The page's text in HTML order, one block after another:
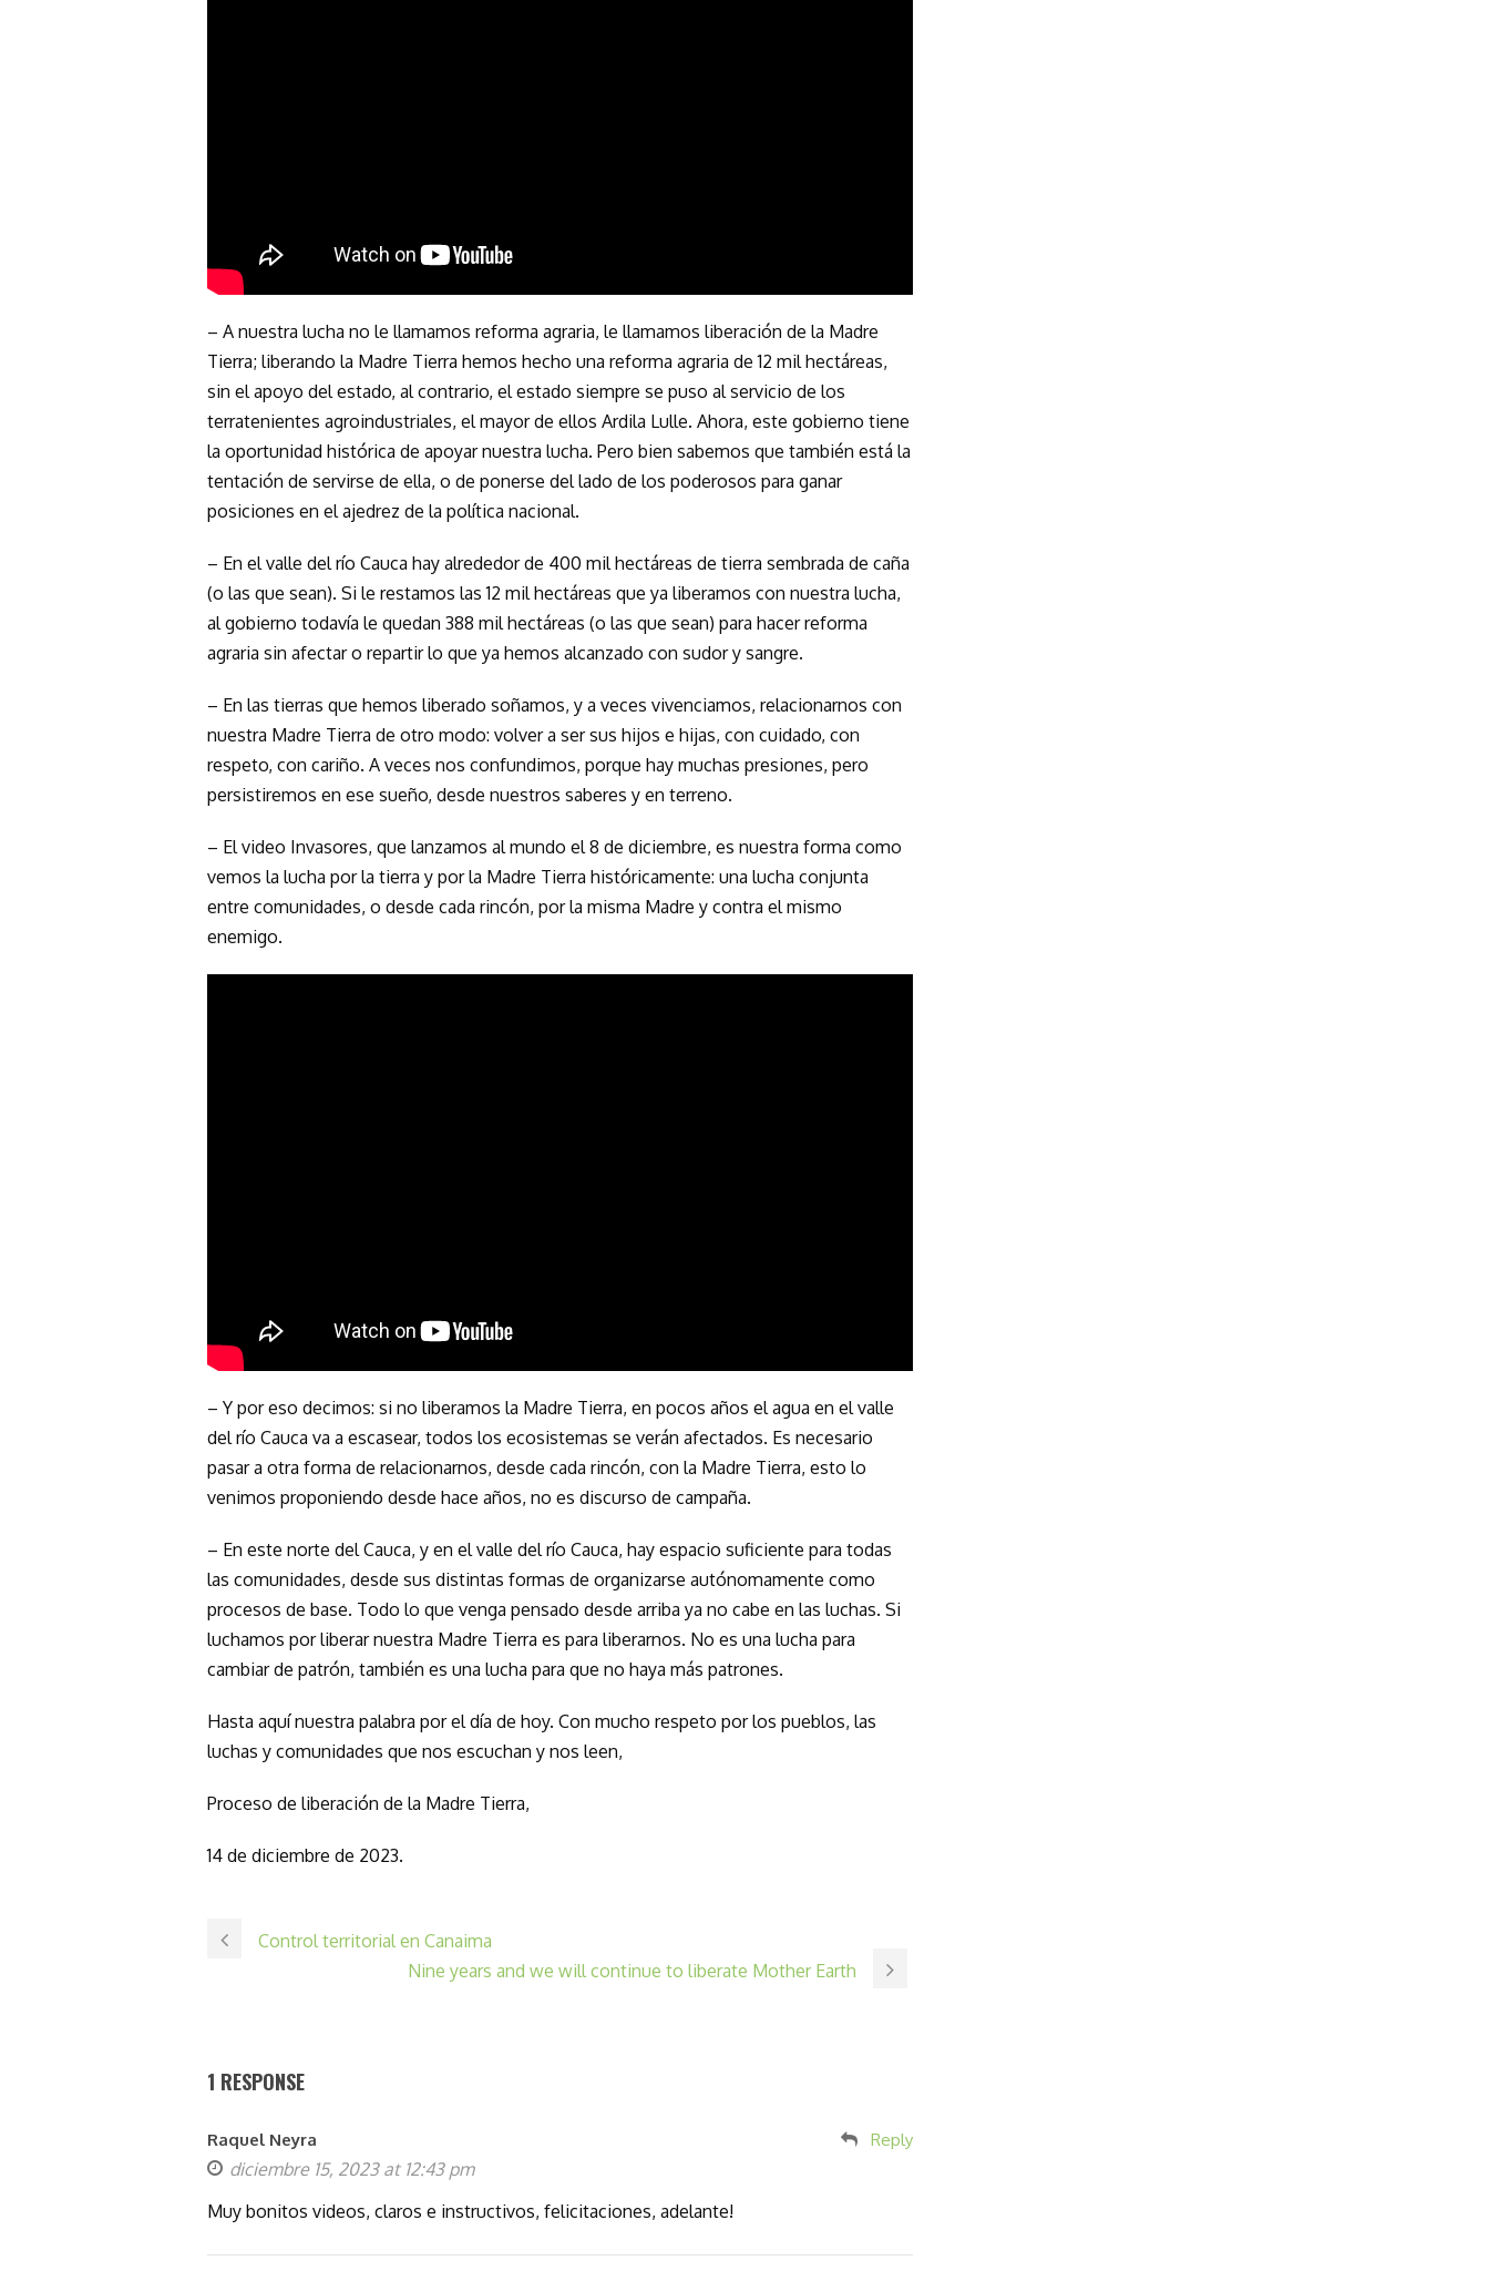
– A nuestra lucha no le llamamos reforma agraria, le llamamos liberación de la Madre
Tierra; liberando la Madre Tierra hemos hecho una reforma agraria de 12 mil hectáreas,
sin el apoyo del estado, al contrario, el estado siempre se puso al servicio de los
terratenientes agroindustriales, el mayor de ellos Ardila Lulle. Ahora, este gobierno tiene
la oportunidad histórica de apoyar nuestra lucha. Pero bien sabemos que también está la
tentación de servirse de ella, o de ponerse del lado de los poderosos para ganar
posiciones en el ajedrez de la política nacional.
– En el valle del río Cauca hay alrededor de 400 mil hectáreas de tierra sembrada de caña
(o las que sean). Si le restamos las 12 mil hectáreas que ya liberamos con nuestra lucha,
al gobierno todavía le quedan 388 mil hectáreas (o las que sean) para hacer reforma
agraria sin afectar o repartir lo que ya hemos alcanzado con sudor y sangre.
– En las tierras que hemos liberado soñamos, y a veces vivenciamos, relacionarnos con
nuestra Madre Tierra de otro modo: volver a ser sus hijos e hijas, con cuidado, con
respeto, con cariño. A veces nos confundimos, porque hay muchas presiones, pero
persistiremos en ese sueño, desde nuestros saberes y en terreno.
– El video Invasores, que lanzamos al mundo el 8 de diciembre, es nuestra forma como
vemos la lucha por la tierra y por la Madre Tierra históricamente: una lucha conjunta
entre comunidades, o desde cada rincón, por la misma Madre y contra el mismo
enemigo.
– Y por eso decimos: si no liberamos la Madre Tierra, en pocos años el agua en el valle
del río Cauca va a escasear, todos los ecosistemas se verán afectados. Es necesario
pasar a otra forma de relacionarnos, desde cada rincón, con la Madre Tierra, esto lo
venimos proponiendo desde hace años, no es discurso de campaña.
– En este norte del Cauca, y en el valle del río Cauca, hay espacio suficiente para todas
las comunidades, desde sus distintas formas de organizarse autónomamente como
procesos de base. Todo lo que venga pensado desde arriba ya no cabe en las luchas. Si
luchamos por liberar nuestra Madre Tierra es para liberarnos. No es una lucha para
cambiar de patrón, también es una lucha para que no haya más patrones.
Hasta aquí nuestra palabra por el día de hoy. Con mucho respeto por los pueblos, las
luchas y comunidades que nos escuchan y nos leen,
Proceso de liberación de la Madre Tierra,
14 de diciembre de 2023.
Control territorial en Canaima
Nine years and we will continue to liberate Mother Earth
1 RESPONSE
Raquel Neyra
diciembre 15, 2023 at 12:43 pm
Reply
Muy bonitos videos, claros e instructivos, felicitaciones, adelante!